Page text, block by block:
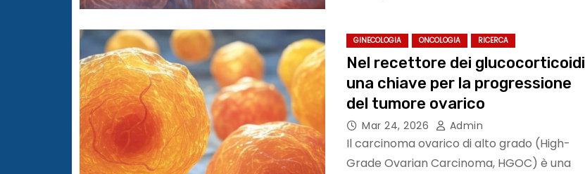
GINECOLOGIA ONCOLOGIA RICERCA
Nel recettore dei glucocorticoidi
una chiave per la progressione
del tumore ovarico
Mar 24, 2026 Admin
Il carcinoma ovarico di alto grado (High-
Grade Ovarian Carcinoma, HGOC) è una